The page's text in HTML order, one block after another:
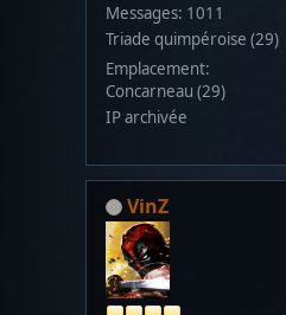
Messages: 1011
Triade quimpéroise (29)
Emplacement:
Concarneau (29)
IP archivée
VinZ